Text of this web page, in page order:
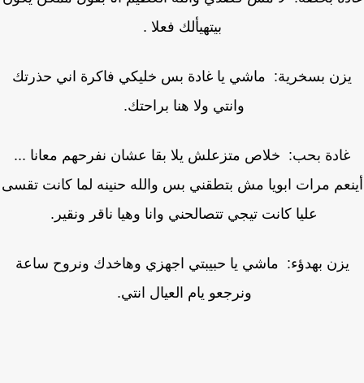
بيتهيألك فعلا .
بسخرية: ماشي يا غادة بس خليكي فاكرة اني حذرتك
وانتي ولا هنا براحتك.
غادة بحب: خلاص متزعلش يلا بقا عشان نفرحهم معانا ...
مرات ابويا مش بتطقني بس والله حنينه لما كانت تقسى
عليا كانت تيجي تتصالحني وانا وهيا ناقر ونقير.
يزن بهدؤء: ماشي يا حبيبتي اجهزي وهاخدك ونروح ساعة
ونرجعو يام العيال انتي.